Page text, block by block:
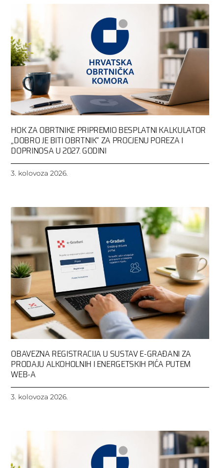
HOK ZA OBRTNIKE PRIPREMIO BESPLATNI KALKULATOR
„DOBRO JE BITI OBRTNIK“ ZA PROCJENU POREZA I
DOPRINOSA U 2027. GODINI
3. kolovoza 2026.
OBAVEZNA REGISTRACIJA U SUSTAV E-GRAĐANI ZA
PRODAJU ALKOHOLNIH I ENERGETSKIH PIĆA PUTEM
WEB-A
3. kolovoza 2026.